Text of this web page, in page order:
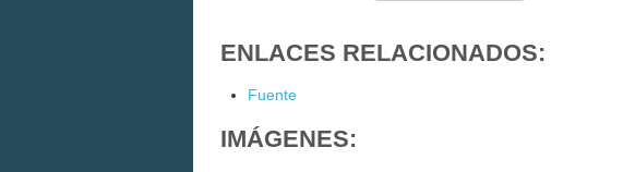
ENLACES RELACIONADOS:
Fuente
IMÁGENES: